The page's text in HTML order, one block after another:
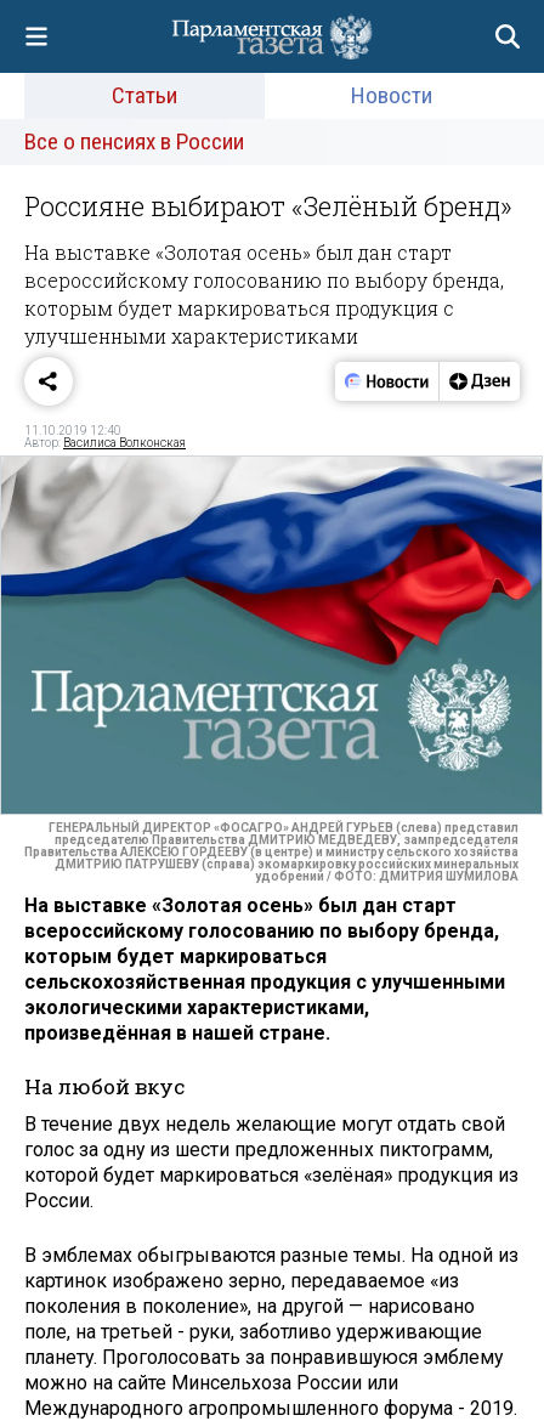
Статьи
Новости
Все о пенсиях в России
Россияне выбирают «Зелёный бренд»
На выставке «Золотая осень» был дан старт
всероссийскому голосованию по выбору бренда,
которым будет маркироваться продукция с
улучшенными характеристиками
11.10.2019 12:40
Автор: Василиса Волконская
ГЕНЕРАЛЬНЫЙ ДИРЕКТОР «ФОСАГРО» АНДРЕЙ ГУРЬЕВ (слева) представил
председателю Правительства ДМИТРИЮ МЕДВЕДЕВУ, зампредседателя
Правительства АЛЕКСЕЮ ГОРДЕЕВУ (в центре) и министру сельского хозяйства
ДМИТРИЮ ПАТРУШЕВУ (справа) экомаркировку российских минеральных
удобрений / ФОТО: ДМИТРИЯ ШУМИЛОВА
На выставке «Золотая осень» был дан старт
всероссийскому голосованию по выбору бренда,
которым будет маркироваться
сельскохозяйственная продукция с улучшенными
экологическими характеристиками,
произведённая в нашей стране.
На любой вкус
В течение двух недель желающие могут отдать свой
голос за одну из шести предложенных пиктограмм,
которой будет маркироваться «зелёная» продукция из
России.
В эмблемах обыгрываются разные темы. На одной из
картинок изображено зерно, передаваемое «из
поколения в поколение», на другой — нарисовано
поле, на третьей - руки, заботливо удерживающие
планету. Проголосовать за понравившуюся эмблему
можно на сайте Минсельхоза России или
Международного агропромышленного форума - 2019.